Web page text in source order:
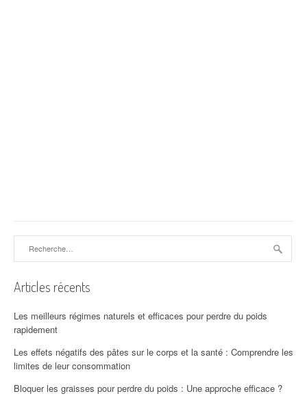
Articles récents
Les meilleurs régimes naturels et efficaces pour perdre du poids
rapidement
Les effets négatifs des pâtes sur le corps et la santé : Comprendre les
limites de leur consommation
Bloquer les graisses pour perdre du poids : Une approche efficace ?